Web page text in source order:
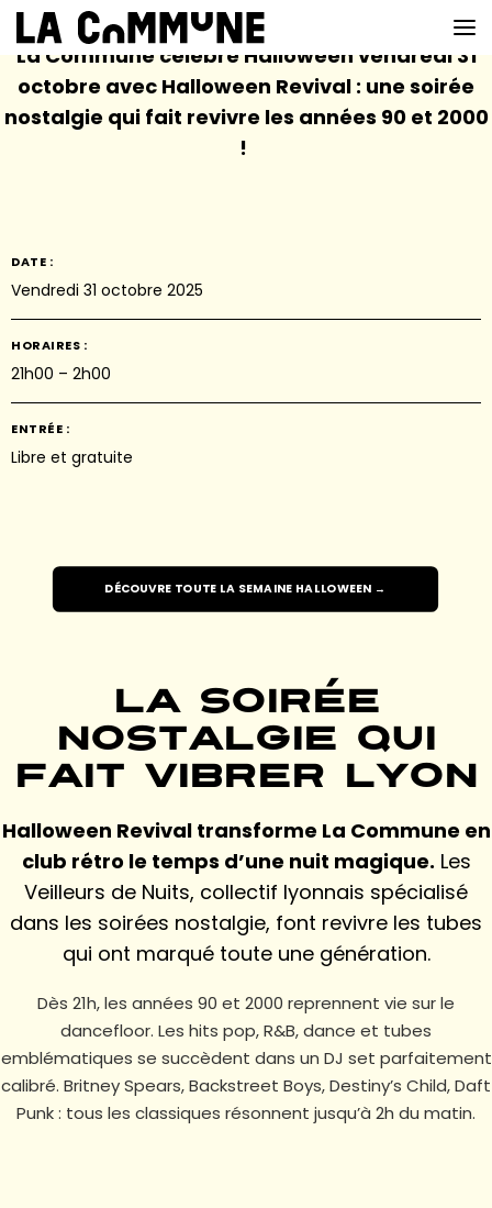
VOIR LA CARTE
La Commune célèbre Halloween vendredi 31
octobre avec Halloween Revival : une soirée
nostalgie qui fait revivre les années 90 et 2000
!
DATE :
Vendredi 31 octobre 2025
HORAIRES :
21h00 – 2h00
ENTRÉE :
Libre et gratuite
DÉCOUVRE TOUTE LA SEMAINE HALLOWEEN →
La soirée
nostalgie qui
fait vibrer Lyon
Halloween Revival transforme La Commune en
club rétro le temps d’une nuit magique. Les
Veilleurs de Nuits, collectif lyonnais spécialisé
dans les soirées nostalgie, font revivre les tubes
qui ont marqué toute une génération.
Dès 21h, les années 90 et 2000 reprennent vie sur le
dancefloor. Les hits pop, R&B, dance et tubes
emblématiques se succèdent dans un DJ set parfaitement
calibré. Britney Spears, Backstreet Boys, Destiny’s Child, Daft
Punk : tous les classiques résonnent jusqu’à 2h du matin.